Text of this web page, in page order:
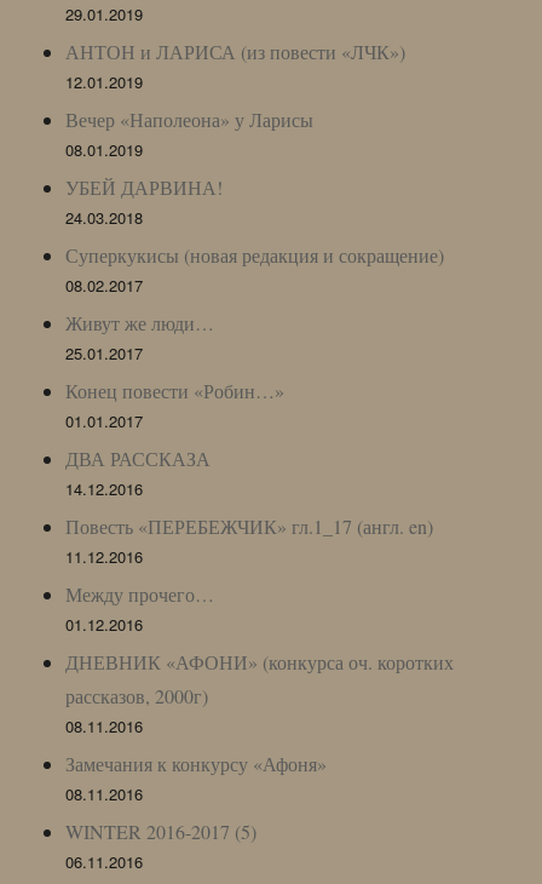
29.01.2019
АНТОН и ЛАРИСА (из повести «ЛЧК»)
12.01.2019
Вечер «Наполеона» у Ларисы
08.01.2019
УБЕЙ ДАРВИНА!
24.03.2018
Суперкукисы (новая редакция и сокращение)
08.02.2017
Живут же люди…
25.01.2017
Конец повести «Робин…»
01.01.2017
ДВА РАССКАЗА
14.12.2016
Повесть «ПЕРЕБЕЖЧИК» гл.1_17 (англ. en)
11.12.2016
Между прочего…
01.12.2016
ДНЕВНИК «АФОНИ» (конкурса оч. коротких
рассказов, 2000г)
08.11.2016
Замечания к конкурсу «Афоня»
08.11.2016
WINTER 2016-2017 (5)
06.11.2016